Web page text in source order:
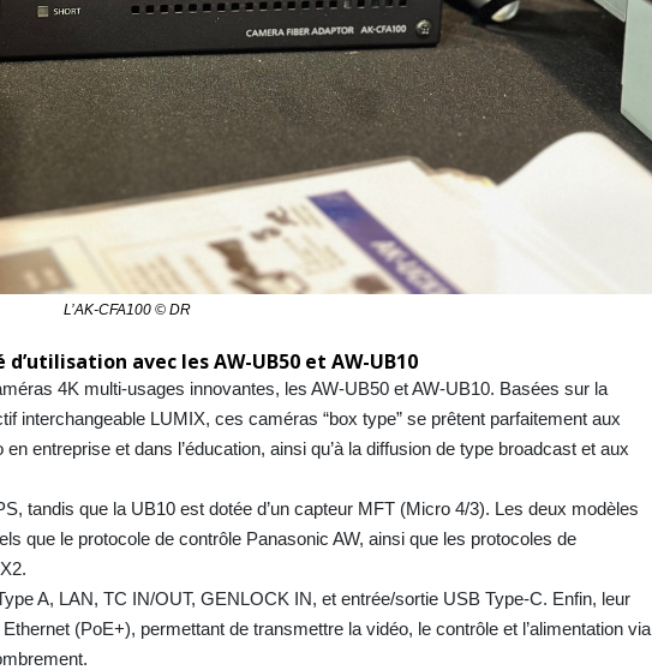
L’AK-CFA100 © DR
avec les AW-UB50 et AW-UB10
4K multi-usages innovantes, les AW-UB50 et AW-UB10. Basées sur la
interchangeable LUMIX, ces caméras “box type” se prêtent parfaitement aux
entreprise et dans l’éducation, ainsi qu’à la diffusion de type broadcast et aux
tandis que la UB10 est dotée d’un capteur MFT (Micro 4/3). Les deux modèles
que le protocole de contrôle Panasonic AW, ainsi que les protocoles de
A, LAN, TC IN/OUT, GENLOCK IN, et entrée/sortie USB Type-C. Enfin, leur
(PoE+), permettant de transmettre la vidéo, le contrôle et l’alimentation via